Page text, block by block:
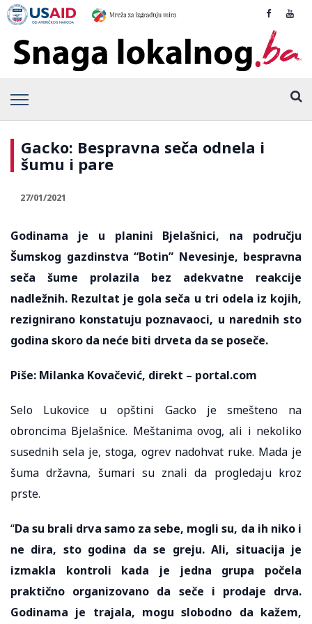
Gacko: Bespravna seča odnela i
šumu i pare
27/01/2021
Godinama je u planini Bjelašnici, na području
Šumskog gazdinstva “Botin” Nevesinje, bespravna
seča šume prolazila bez adekvatne reakcije
nadležnih. Rezultat je gola seča u tri odela iz kojih,
rezignirano konstatuju poznavaoci, u narednih sto
godina skoro da neće biti drveta da se poseče.
Piše: Milanka Kovačević, direkt – portal.com
Selo Lukovice u opštini Gacko je smešteno na
obroncima Bjelašnice. Meštanima ovog, ali i nekoliko
susednih sela je, stoga, ogrev nadohvat ruke. Mada je
šuma državna, šumari su znali da progledaju kroz
prste.
“Da su brali drva samo za sebe, mogli su, da ih niko i
ne dira, sto godina da se greju. Ali, situacija je
izmakla kontroli kada je jedna grupa počela
praktično organizovano da seče i prodaje drva.
Godinama je trajala, mogu slobodno da kažem,